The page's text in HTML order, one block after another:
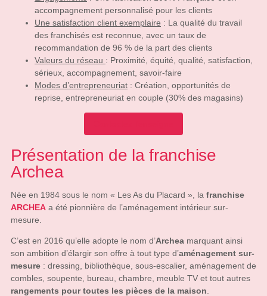
accompagnement personnalisé pour les clients
Une satisfaction client exemplaire : La qualité du travail
des franchisés est reconnue, avec un taux de
recommandation de 96 % de la part des clients
Valeurs du réseau : Proximité, équité, qualité, satisfaction,
sérieux, accompagnement, savoir-faire
Modes d’entrepreneuriat : Création, opportunités de
reprise, entrepreneuriat en couple (30% des magasins)
Présentation de la franchise
Archea
Née en 1984 sous le nom « Les As du Placard », la franchise
ARCHEA a été pionnière de l’aménagement intérieur sur-
mesure.
C’est en 2016 qu’elle adopte le nom d’Archea marquant ainsi
son ambition d’élargir son offre à tout type d’aménagement sur-
mesure : dressing, bibliothèque, sous-escalier, aménagement de
combles, soupente, bureau, chambre, meuble TV et tout autres
rangements pour toutes les pièces de la maison